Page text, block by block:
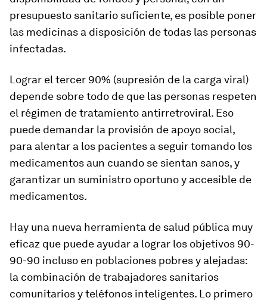
presupuesto sanitario suficiente, es posible poner
las medicinas a disposición de todas las personas
infectadas.
Lograr el tercer 90% (supresión de la carga viral)
depende sobre todo de que las personas respeten
el régimen de tratamiento antirretroviral. Eso
puede demandar la provisión de apoyo social,
para alentar a los pacientes a seguir tomando los
medicamentos aun cuando se sientan sanos, y
garantizar un suministro oportuno y accesible de
medicamentos.
Hay una nueva herramienta de salud pública muy
eficaz que puede ayudar a lograr los objetivos 90-
90-90 incluso en poblaciones pobres y alejadas:
la combinación de trabajadores sanitarios
comunitarios y teléfonos inteligentes. Lo primero